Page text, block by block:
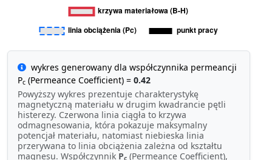
wykres generowany dla współczynnika permeancji
Pc (Permeance Coefficient) = 0.42
Powyższy wykres prezentuje charakterystykę
magnetyczną materiału w drugim kwadrancie pętli
histerezy. Czerwona linia ciągła to krzywa
odmagnesowania, która pokazuje maksymalny
potencjał materiału, natomiast niebieska linia
przerywana to linia obciążenia zależna od kształtu
magnesu. Współczynnik P (Permeance Coefficient),